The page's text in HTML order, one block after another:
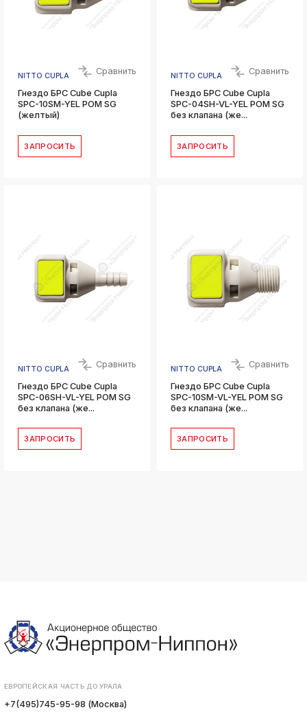
NITTO CUPLA Сравнить
Гнездо БРС Cube Cupla
SPC-10SM-YEL POM SG
(желтый)
ЗАПРОСИТЬ
NITTO CUPLA Сравнить
Гнездо БРС Cube Cupla
SPC-04SH-VL-YEL POM SG
без клапана (же...
ЗАПРОСИТЬ
NITTO CUPLA Сравнить
Гнездо БРС Cube Cupla
SPC-06SH-VL-YEL POM SG
без клапана (же...
ЗАПРОСИТЬ
NITTO CUPLA Сравнить
Гнездо БРС Cube Cupla
SPC-10SM-VL-YEL POM SG
без клапана (же...
ЗАПРОСИТЬ
ЕВРОПЕЙСКАЯ ЧАСТЬ ДО УРАЛА
+7(495)745-95-98 (Москва)